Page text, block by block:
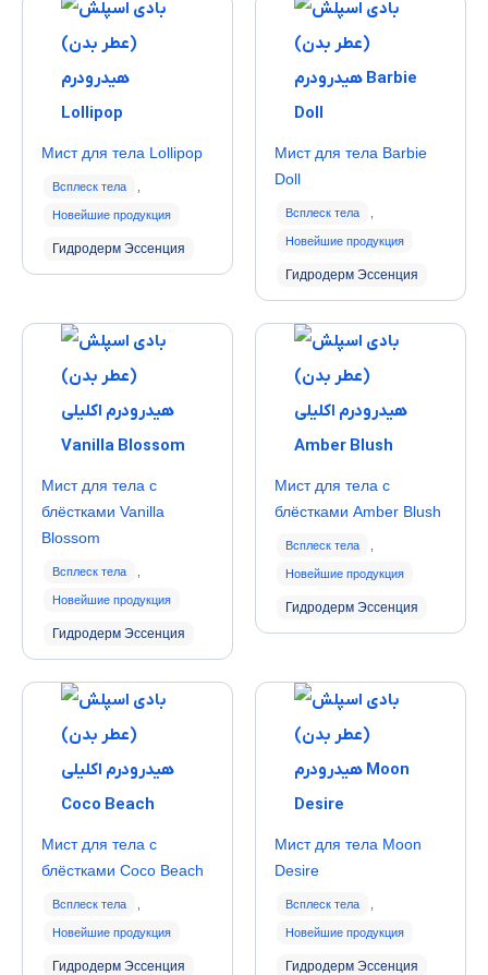
Мист для тела Lollipop
Всплеск тела
Новейшие продукция
Гидродерм Эссенция
Мист для тела Barbie
Doll
Всплеск тела
Новейшие продукция
Гидродерм Эссенция
Мист для тела с
блёстками Vanilla
Blossom
Всплеск тела
Новейшие продукция
Гидродерм Эссенция
Мист для тела с
блёстками Amber Blush
Всплеск тела
Новейшие продукция
Гидродерм Эссенция
Мист для тела с
блёстками Coco Beach
Всплеск тела
Новейшие продукция
Гидродерм Эссенция
Мист для тела Moon
Desire
Всплеск тела
Новейшие продукция
Гидродерм Эссенция